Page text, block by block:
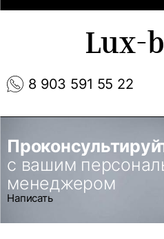
8 903 591 55 22
Lux-
с вашим
менеджером
Написать